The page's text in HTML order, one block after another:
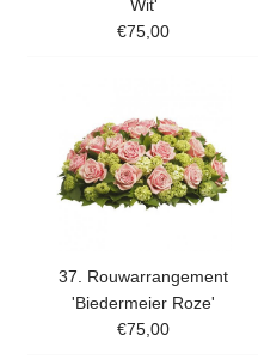
Wit'
€75,00
37. Rouwarrangement
'Biedermeier Roze'
€75,00